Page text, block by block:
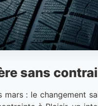
sans
: le changement